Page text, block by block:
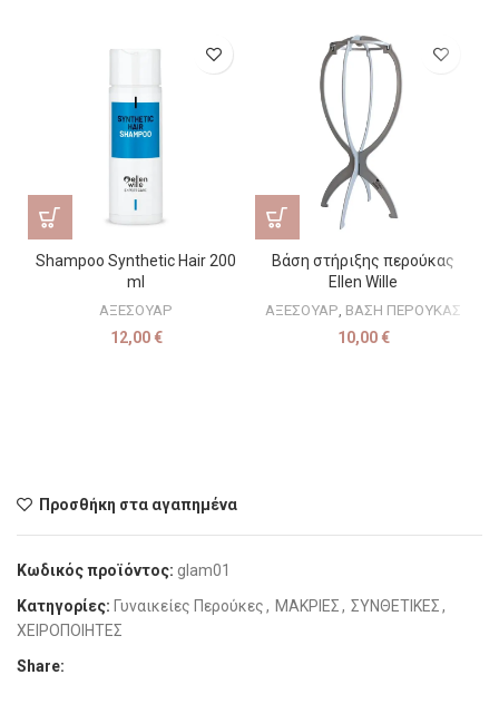
Shampoo Synthetic Hair 200
ml
ΑΞΕΣΟΥΑΡ
12,00 €
Βάση στήριξης περούκας
Ellen Wille
ΑΞΕΣΟΥΑΡ, ΒΑΣΗ ΠΕΡΟΥΚΑΣ
10,00 €
Προσθήκη στα αγαπημένα
Κωδικός προϊόντος: glam01
Κατηγορίες: Γυναικείες Περούκες, ΜΑΚΡΙΕΣ, ΣΥΝΘΕΤΙΚΕΣ,
ΧΕΙΡΟΠΟΙΗΤΕΣ
Share: